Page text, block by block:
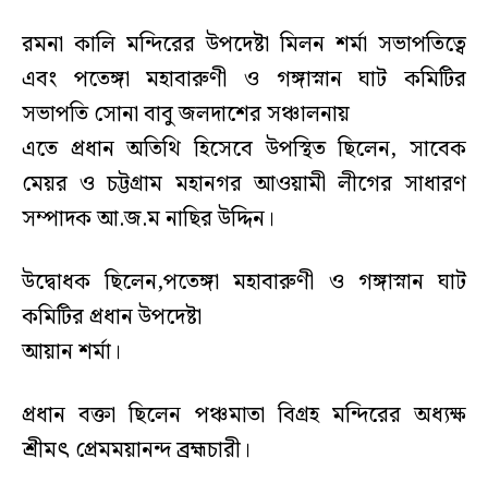
রমনা কালি মন্দিরের উপদেষ্টা মিলন শর্মা সভাপতিত্বে
এবং পতেঙ্গা মহাবারুণী ও গঙ্গাস্নান ঘাট কমিটির
সভাপতি সোনা বাবু জলদাশের সঞ্চালনায়
এতে প্রধান অতিথি হিসেবে উপস্থিত ছিলেন, সাবেক
মেয়র ও চট্টগ্রাম মহানগর আওয়ামী লীগের সাধারণ
সম্পাদক আ.জ.ম নাছির উদ্দিন।
উদ্বোধক ছিলেন,পতেঙ্গা মহাবারুণী ও গঙ্গাস্নান ঘাট
কমিটির প্রধান উপদেষ্টা
আয়ান শর্মা।
প্রধান বক্তা ছিলেন পঞ্চমাতা বিগ্রহ মন্দিরের অধ্যক্ষ
শ্রীমৎ প্রেমময়ানন্দ ব্রহ্মচারী।